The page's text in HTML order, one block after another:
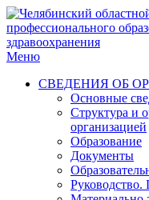
Меню
СВЕДЕНИЯ ОБ
Основные
Структура и
организацией
Образование
Документы
Руководство.